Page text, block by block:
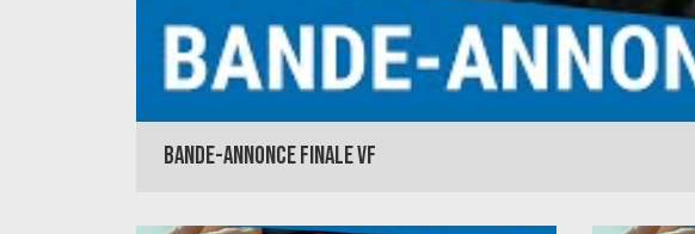
BANDE-ANNONCE VOST
BANDE-ANNONCE FINALE VF